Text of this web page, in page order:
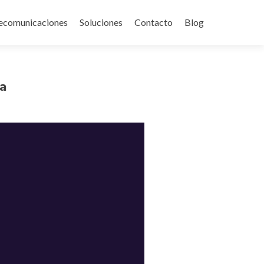
Soluciones Contacto Blog